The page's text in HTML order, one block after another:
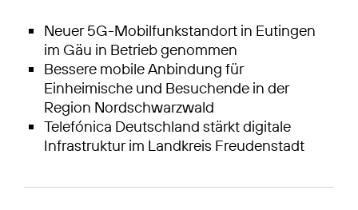
Neuer 5G-Mobilfunkstandort in Eutingen
im Gäu in Betrieb genommen
Bessere mobile Anbindung für
Einheimische und Besuchende in der
Region Nordschwarzwald
Telefónica Deutschland stärkt digitale
Infrastruktur im Landkreis Freudenstadt